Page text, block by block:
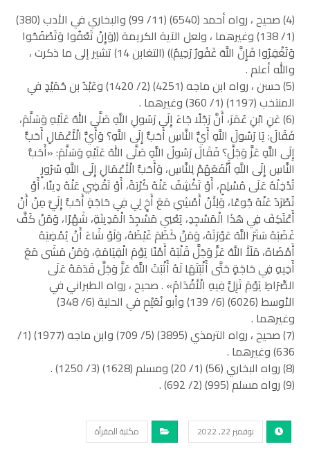
(4) صحيح ، رواه أحمد (6540) (11/ 99) والبخاري في الأدب (380)
(1/ 138) وغيرهما ، ولعل الآية الكريمة ((وَإِنْ تَعْفُوا وَتَصْفَحُوا
وَتَغْفِرُوا فَإِنَّ اللَّهَ غَفُورٌ رَحِيمٌ)) (التغابن 14) تشير إلى ما ذكرت ،
والله أعلم .
(5) حسن ، رواه ابن ماجه (4251) (2/ 1420) وعَبْدُ بن حُمَيْدٍ في
المنتخب (1197) (1/ 360) وغيرهما .
(6) عَنِ ابْنِ عُمَرَ، أَنَّ رَجُلًا جَاءَ إِلَى رَسُولِ اللَّهِ صَلَّى اللهُ عَلَيْهِ وَسَلَّمَ،
فَقَالَ: يَا رَسُولَ اللَّهِ أَيُّ النَّاسِ أَحَبُّ إِلَى اللَّهِ؟ وَأَيُّ الْأَعْمَالِ أَحَبُّ
إِلَى اللَّهِ عَزَّ وَجَلَّ؟ فَقَالَ رَسُولُ اللَّهِ صَلَّى اللهُ عَلَيْهِ وَسَلَّمَ: «أَحَبُّ
النَّاسِ إِلَى اللَّهِ أَنْفَعَهُمْ لِلنَّاسِ، وَأَحَبُّ الْأَعْمَالِ إِلَى اللَّهِ سُرُورٍ
تُدْخِلُهُ عَلَى مُسْلِمٍ، أَوْ تَكْشِفُ عَنْهُ كُرْبَةً، أَوْ تَقْضِي عَنْهُ دِينًا، أَوْ
تُطْرَدُ عَنْهُ جُوعًا، وَلِأَنْ أَمْشِيَ مَعَ أَخٍ لِي فِي حَاجَةٍ أَحَبُّ إِلَيَّ مِنْ أَنْ
أَعْتَكِفَ فِي هَذَا الْمَسْجِدِ، يَعْنِي مَسْجِدَ الْمَدِينَةِ، شَهْرًا، وَمَنْ كَفَّ
غَضَبَهُ سَتَرَ اللَّهُ عَوْرَتَهُ، وَمَنْ كَظَمَ غَيْظَهُ، وَلَوْ شَاءَ أَنْ يُمْضِيَهُ
أَمْضَاهُ، مَلَأَ اللَّهُ عَزَّ وَجَلَّ قَلْبَهُ أَمْنًا يَوْمَ الْقِيَامَةِ، وَمَنْ مَشَى مَعَ
أَخِيهِ فِي حَاجَةٍ حَتَّى أَثْبَتَهَا لَهُ أَثْبَتَ اللَّهُ عَزَّ وَجَلَّ قَدَمَهُ عَلَى
الصِّرَاطِ يَوْمَ تَزِلُّ فِيهِ الْأَقْدَامُ» . صحيح ، رواه الطبراني في
الأوسط (6026) (6/ 139) وأبو نُعَيْمٍ في الحلية (6/ 348)
وغيرهما .
(7) صحيح ، رواه الترمذي (3895) (5/ 709) وابن ماجه (1977) (1/
636) وغيرهما .
(8) رواه البخاري (56) (1/ 20) ومسلم (1628) (3/ 1250) .
(9) رواه مسلم (995) (2/ 692) .
نوفمبر 22, 2022 مكتبة المقرأة